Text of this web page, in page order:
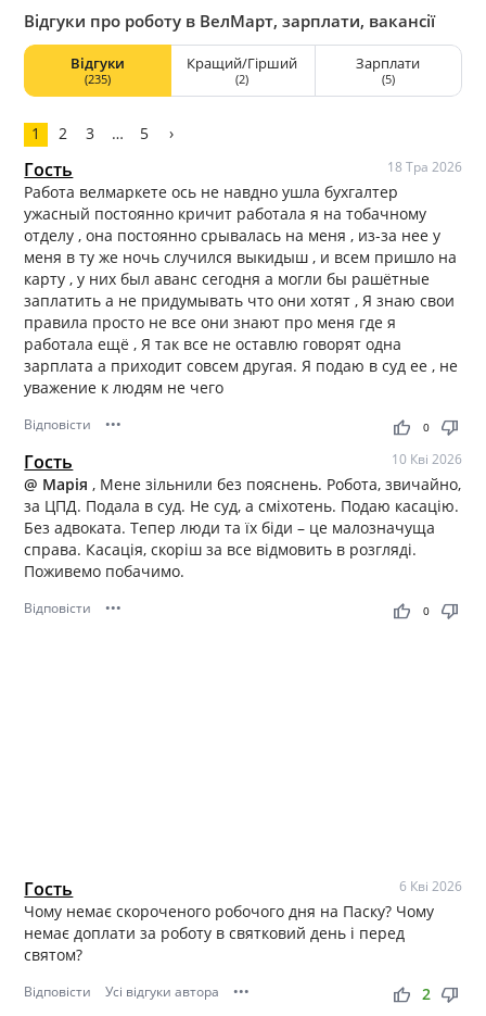
Відгуки про роботу в ВелМарт, зарплати, вакансії
Відгуки
(235)
Кращий/Гірший
(2)
Зарплати
(5)
1 2 3 … 5 ›
Гость 18 Тра 2026
Работа велмаркете ось не навдно ушла бухгалтер
ужасный постоянно кричит работала я на тобачному
отделу , она постоянно срывалась на меня , из-за нее у
меня в ту же ночь случился выкидыш , и всем пришло на
карту , у них был аванс сегодня а могли бы рашётные
заплатить а не придумывать что они хотят , Я знаю свои
правила просто не все они знают про меня где я
работала ещё , Я так все не оставлю говорят одна
зарплата а приходит совсем другая. Я подаю в суд ее , не
уважение к людям не чего
Відповісти ••• thumb_up thumb_down
0
Гость 10 Кві 2026
@ Марія, Мене зільнили без пояснень. Робота, звичайно,
за ЦПД. Подала в суд. Не суд, а сміхотень. Подаю касацію.
Без адвоката. Тепер люди та їх біди – це малозначуща
справа. Касація, скоріш за все відмовить в розгляді.
Поживемо побачимо.
Відповісти ••• thumb_up thumb_down
0
Гость 6 Кві 2026
Чому немає скороченого робочого дня на Паску? Чому
немає доплати за роботу в святковий день і перед
святом?
Відповісти Усі відгуки автора ••• thumb_up thumb_down
2